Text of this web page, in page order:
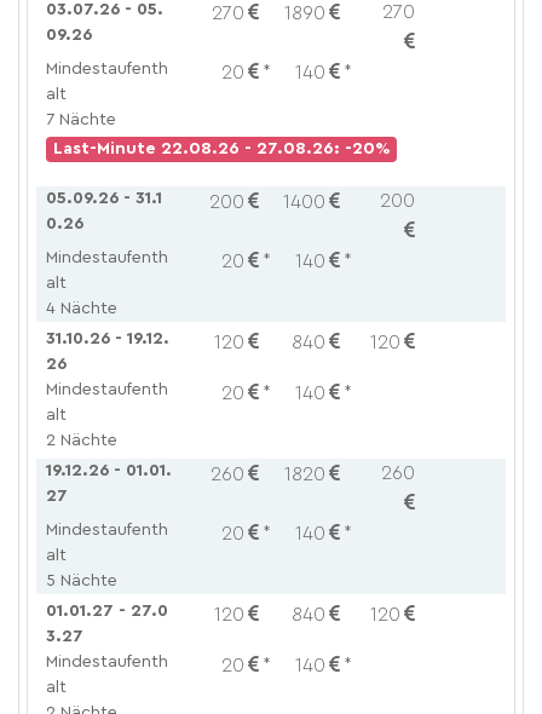
03.07.26 - 05.
09.26
270 1890 270
Mindestaufenth
alt
7 Nächte
Last-Minute 22.08.26 - 27.08.26: -20%
20 * 140 *
05.09.26 - 31.1
0.26
200 1400 200
Mindestaufenth
alt
4 Nächte
20 * 140 *
31.10.26 - 19.12.
26
120 840 120
Mindestaufenth
alt
2 Nächte
20 * 140 *
19.12.26 - 01.01.
27
260 1820 260
Mindestaufenth
alt
5 Nächte
20 * 140 *
01.01.27 - 27.0
3.27
120 840 120
Mindestaufenth
alt
20 * 140 *